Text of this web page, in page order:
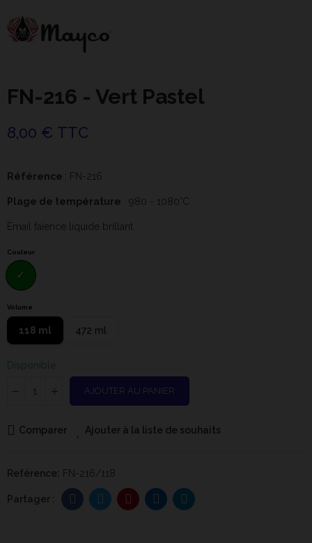
FN-216 - Vert Pastel
8,00 € TTC
Référence : FN-216
Plage de température : 980 - 1080°C
Émail faïence liquide brillant
Couleur
Volume
118 ml 472 ml
Disponible
AJOUTER AU PANIER
Comparer Ajouter à la liste de souhaits
Reférence: FN-216/118